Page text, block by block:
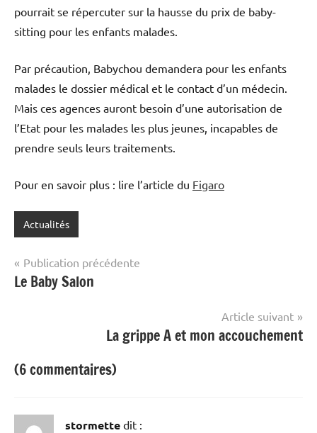
pourrait se répercuter sur la hausse du prix de baby-
sitting pour les enfants malades.
Par précaution, Babychou demandera pour les enfants
malades le dossier médical et le contact d’un médecin.
Mais ces agences auront besoin d’une autorisation de
l’Etat pour les malades les plus jeunes, incapables de
prendre seuls leurs traitements.
Pour en savoir plus : lire l’article du Figaro
Actualités
Navigation
de
Publication précédente
Le Baby Salon
Article suivant
La grippe A et mon accouchement
(6 commentaires)
stormette dit :